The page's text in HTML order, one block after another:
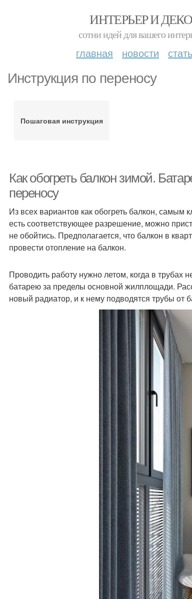
ИНТЕРЬЕР И
сотни идей для вашего
главная новости
Инструкция по переносу
Пошаговая инструкция
Как обогреть балкон зимой.
переносу
Из всех вариантов как обогреть балкон, самым
есть соответствующее разрешение, можно
не обойтись. Предполагается, что балкон в
провести отопление на балкон.
Проводить работу нужно летом, когда в трубах
батарею за пределы основной жилплощади.
новый радиатор, и к нему подводятся трубы от